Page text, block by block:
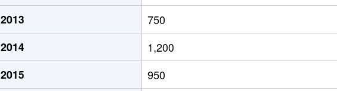
2013
750
2014
1,200
2015
950